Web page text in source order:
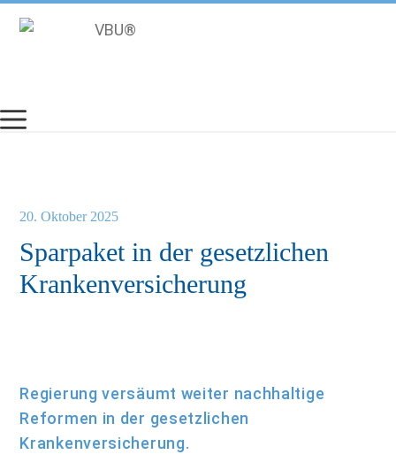
Inhalt
Sparpaket in der gesetzlichen
Krankenversicherung
20. Oktober 2025
Regierung versäumt weiter nachhaltige
Reformen in der gesetzlichen
Krankenversicherung.